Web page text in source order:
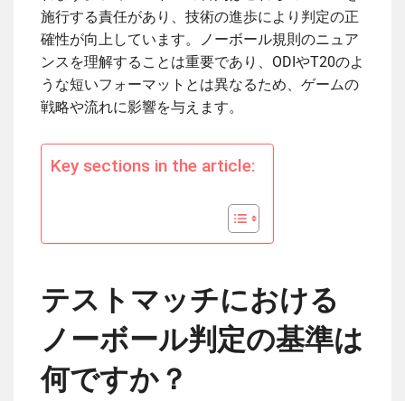
施行する責任があり、技術の進歩により判定の正
確性が向上しています。ノーボール規則のニュア
ンスを理解することは重要であり、ODIやT20のよ
うな短いフォーマットとは異なるため、ゲームの
戦略や流れに影響を与えます。
Key sections in the article:
テストマッチにおける
ノーボール判定の基準は
何ですか？